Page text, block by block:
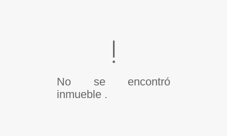
No se encontró
inmueble .